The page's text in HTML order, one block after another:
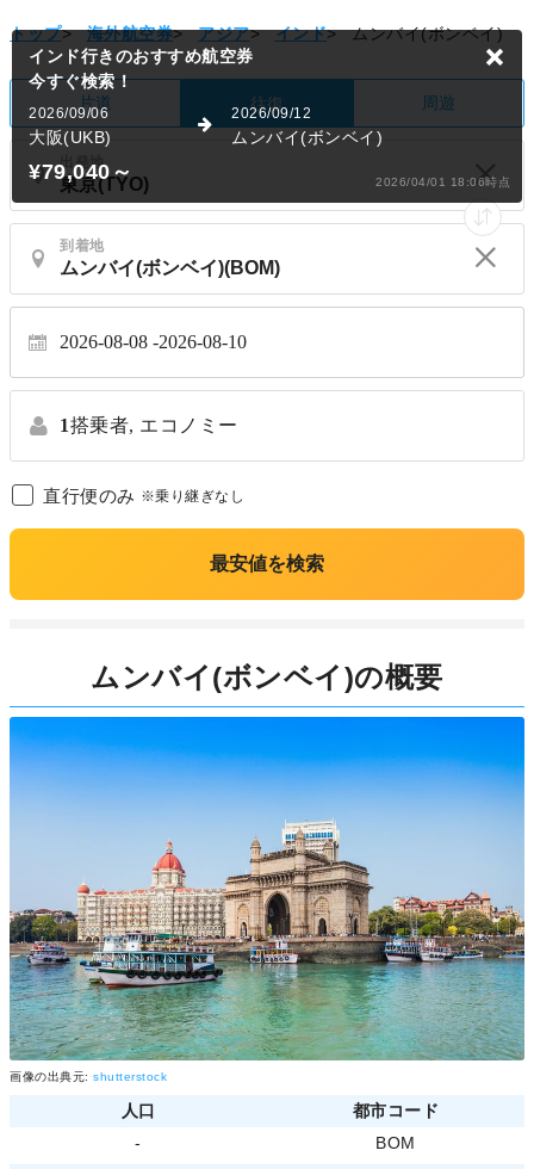
トップ> 海外航空券> アジア> インド> ムンバイ(ボンベイ)
片道 往復 周遊
出発地
到着地
2026-08-08 2026-08-10
1搭乗者, エコノミー
直行便のみ ※乗り継ぎなし
最安値を検索
インド行きのおすすめ航空券
今すぐ検索！
2026/09/06
大阪(UKB)
2026/09/12
ムンバイ(ボンベイ)
¥79,040 ～ 2026/04/01 18:06時点
ムンバイ(ボンベイ)の概要
画像の出典元: shutterstock
人口
都市コード
-
BOM